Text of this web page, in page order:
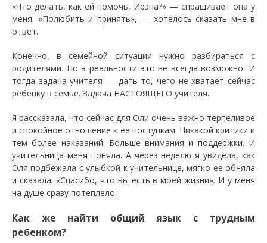
«Что делать, как ей помочь, Ирэна?» — спрашивает она у
меня. «Полюбить и принять», — хотелось сказать мне в
ответ.
Конечно, в семейной ситуации нужно разбираться с
родителями. Но в реальности это не всегда возможно. И
тогда задача учителя — дать то, чего не хватает сейчас
ребенку в семье. Задача НАСТОЯЩЕГО учителя.
Я рассказала, что сейчас для Оли очень важно терпеливое
и спокойное отношение к ее поступкам. Никакой критики и
тем более наказаний. Больше внимания и поддержки. И
учительница меня поняла. А через неделю я увидела, как
Оля подбежала с улыбкой к учительнице, мягко ее обняла
и сказала: «Спасибо, что вы есть в моей жизни». И у меня
на душе сразу потеплело.
Как же найти общий язык с трудным
ребенком?